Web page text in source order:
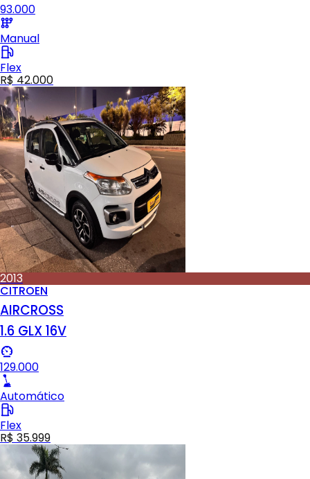
93.000
Manual
Flex
R$ 42.000
2013
CITROEN
AIRCROSS
1.6 GLX 16V
129.000
Automático
Flex
R$ 35.999